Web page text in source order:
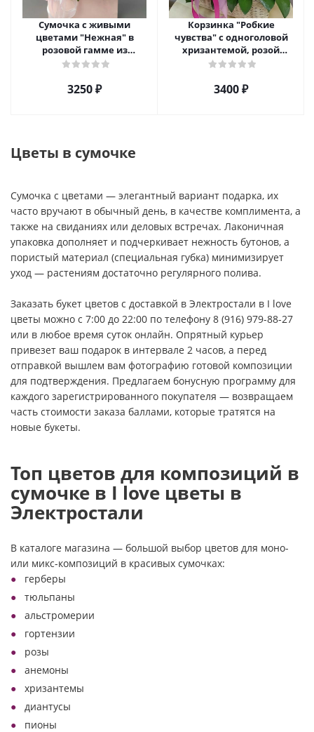
Сумочка с живыми
цветами "Нежная" в
розовой гамме из
кустовой хризантемы,
3250 ₽
Корзинка "Робкие
чувства" с одноголовой
хризантемой, розой
Эквадор и альстромерией
3400 ₽
Цветы в сумочке
Сумочка с цветами — элегантный вариант подарка, их
часто вручают в обычный день, в качестве комплимента, а
также на свиданиях или деловых встречах. Лаконичная
упаковка дополняет и подчеркивает нежность бутонов, а
пористый материал (специальная губка) минимизирует
уход — растениям достаточно регулярного полива.
Заказать букет цветов с доставкой в Электростали в I love
цветы можно с 7:00 до 22:00 по телефону 8 (916) 979-88-27
или в любое время суток онлайн. Опрятный курьер
привезет ваш подарок в интервале 2 часов, а перед
отправкой вышлем вам фотографию готовой композиции
для подтверждения. Предлагаем бонусную программу для
каждого зарегистрированного покупателя — возвращаем
часть стоимости заказа баллами, которые тратятся на
новые букеты.
Топ цветов для композиций в
сумочке в I love цветы в
Электростали
В каталоге магазина — большой выбор цветов для моно-
или микс-композиций в красивых сумочках:
герберы
тюльпаны
альстромерии
гортензии
розы
анемоны
хризантемы
диантусы
пионы